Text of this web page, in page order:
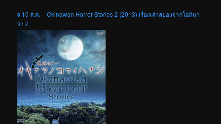
จ 10 ส.ค. – Okinawan Horror Stories 2 (2013) เรื่องเล่าสยองจากโอกินา
ว่า 2